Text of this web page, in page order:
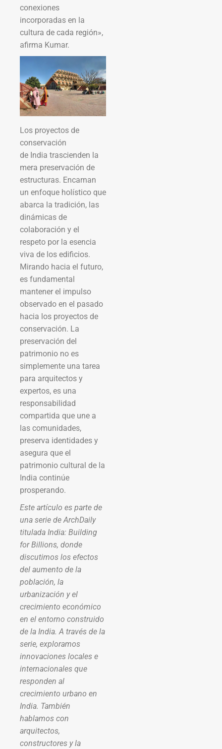
conexiones
incorporadas en la
cultura de cada región»,
afirma Kumar.
Los proyectos de
conservación
de India trascienden la
mera preservación de
estructuras. Encarnan
un enfoque holístico que
abarca la tradición, las
dinámicas de
colaboración y el
respeto por la esencia
viva de los edificios.
Mirando hacia el futuro,
es fundamental
mantener el impulso
observado en el pasado
hacia los proyectos de
conservación. La
preservación del
patrimonio no es
simplemente una tarea
para arquitectos y
expertos, es una
responsabilidad
compartida que une a
las comunidades,
preserva identidades y
asegura que el
patrimonio cultural de la
India continúe
prosperando.
Este artículo es parte de
una serie de ArchDaily
titulada India: Building
for Billions, donde
discutimos los efectos
del aumento de la
población, la
urbanización y el
crecimiento económico
en el entorno construido
de la India. A través de la
serie, exploramos
innovaciones locales e
internacionales que
responden al
crecimiento urbano en
India. También
hablamos con
arquitectos,
constructores y la